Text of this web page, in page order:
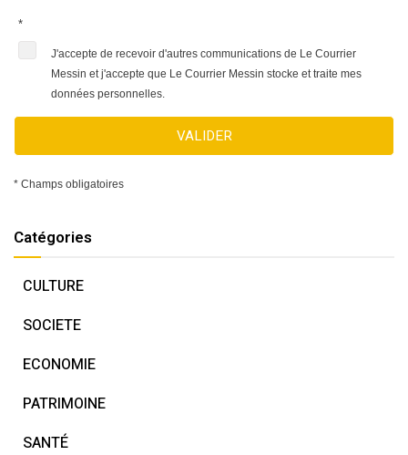
*
J'accepte de recevoir d'autres communications de Le Courrier
Messin et j'accepte que Le Courrier Messin stocke et traite mes
données personnelles.
VALIDER
* Champs obligatoires
Catégories
CULTURE
SOCIETE
ECONOMIE
PATRIMOINE
SANTÉ